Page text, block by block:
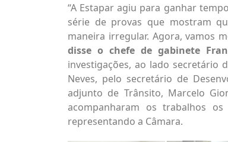
“A Estapar agiu para ganhar
série de provas que mostram
maneira irregular. Agora, vamos
disse o chefe de gabinete
investigações, ao lado secretário
Neves, pelo secretário de
adjunto de Trânsito, Marcelo
acompanharam os trabalhos os
representando a Câmara.